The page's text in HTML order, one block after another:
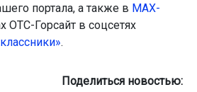
портала, а также в МАХ-
ОТС-Горсайт в соцсетях
.
Поделиться новостью: